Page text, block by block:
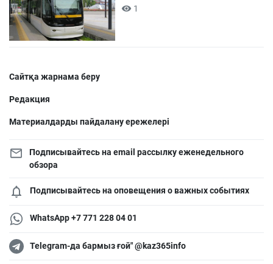
1
Сайтқа жарнама беру
Редакция
Материалдарды пайдалану ережелері
Подписывайтесь на email рассылку еженедельного
обзора
Подписывайтесь на оповещения о важных событиях
WhatsApp +7 771 228 04 01
Telegram-да бармыз ғой" @kaz365info